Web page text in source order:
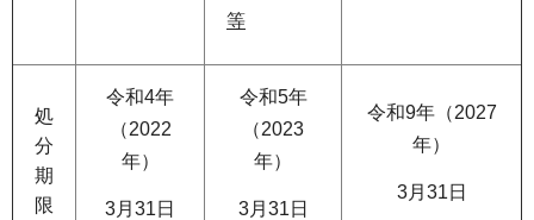
等
処
分
期
限
令和4年
（2022
年）
3月31日
令和5年
（2023
年）
3月31日
令和9年（2027
年）
3月31日